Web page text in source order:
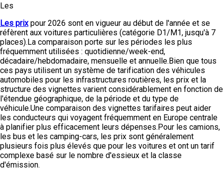
Les
Les prixpour 2026 sont en vigueur au début de l'année et se
réfèrent aux voitures particulières (catégorie D1/M1, jusqu'à 7
places).La comparaison porte sur les périodes les plus
fréquemment utilisées : quotidienne/week-end,
décadaire/hebdomadaire, mensuelle et annuelle.Bien que tous
ces pays utilisent un système de tarification des véhicules
automobiles pour les infrastructures routières, les prix et la
structure des vignettes varient considérablement en fonction de
l'étendue géographique, de la période et du type de
véhicule.Une comparaison des vignettes tarifaires peut aider
les conducteurs qui voyagent fréquemment en Europe centrale
à planifier plus efficacement leurs dépenses.Pour les camions,
les bus et les camping-cars, les prix sont généralement
plusieurs fois plus élevés que pour les voitures et ont un tarif
complexe basé sur le nombre d'essieux et la classe
d'émission.